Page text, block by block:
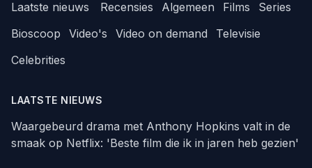
Laatste nieuws Recensies Algemeen Films
Series
Bioscoop
Video's Video on demand
Televisie
Celebrities
LAATSTE NIEUWS
Waargebeurd drama met Anthony Hopkins valt in de
smaak op Netflix: 'Beste film die ik in jaren heb gezien'